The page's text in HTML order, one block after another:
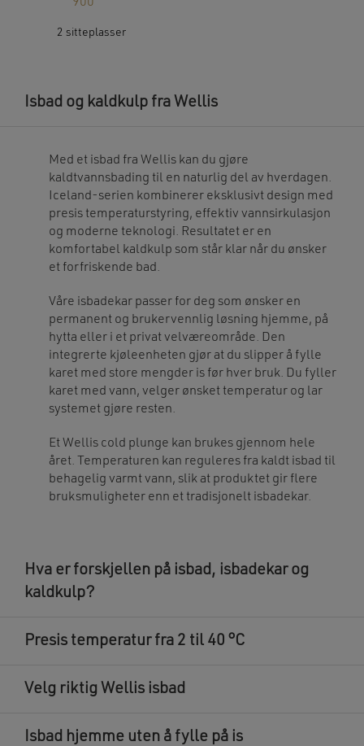
900.
2 sitteplasser
product
Isbad og kaldkulp fra Wellis
Med et isbad fra Wellis kan du gjøre
kaldtvannsbading til en naturlig del av hverdagen.
Iceland-serien kombinerer eksklusivt design med
presis temperaturstyring, effektiv vannsirkulasjon
og moderne teknologi. Resultatet er en
komfortabel kaldkulp som står klar når du ønsker
et forfriskende bad.
Våre isbadekar passer for deg som ønsker en
permanent og brukervennlig løsning hjemme, på
hytta eller i et privat velværeområde. Den
integrerte kjøleenheten gjør at du slipper å fylle
karet med store mengder is før hver bruk. Du fyller
karet med vann, velger ønsket temperatur og lar
systemet gjøre resten.
Et Wellis cold plunge kan brukes gjennom hele
året. Temperaturen kan reguleres fra kaldt isbad til
behagelig varmt vann, slik at produktet gir flere
bruksmuligheter enn et tradisjonelt isbadekar.
Hva er forskjellen på isbad, isbadekar og
kaldkulp?
Presis temperatur fra 2 til 40 °C
Velg riktig Wellis isbad
Isbad hjemme uten å fylle på is